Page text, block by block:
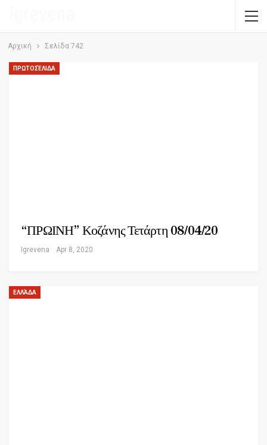
Αρχική Σελίδα 742
ΠΡΩΤΟΣΈΛΙΔΑ
“ΠΡΩΙΝΗ” Κοζάνης Τετάρτη 08/04/20
Igrevena Apr 8, 2020
ΕΛΛΆΔΑ